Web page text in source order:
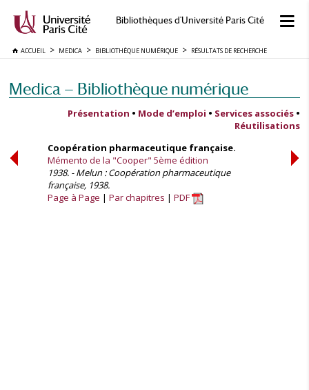
Bibliothèques d'Université Paris Cité
ACCUEIL MEDICA BIBLIOTHÈQUE NUMÉRIQUE RÉSULTATS DE RECHERCHE
Medica — Bibliothèque numérique
Présentation • Mode d’emploi • Services associés •
Réutilisations
Coopération pharmaceutique française.
Mémento de la "Cooper" 5ème édition
1938. - Melun : Coopération pharmaceutique
française, 1938.
Page à Page
Par chapitres PDF